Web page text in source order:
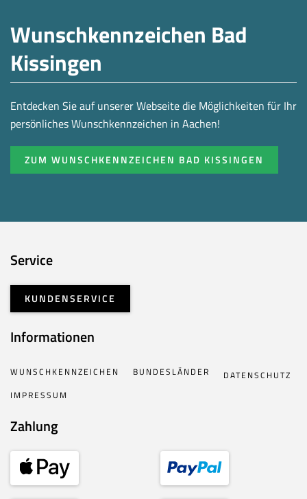
Wunschkennzeichen Bad
Kissingen
Entdecken Sie auf unserer Webseite die Möglichkeiten für Ihr
persönliches Wunschkennzeichen in Aachen!
ZUM WUNSCHKENNZEICHEN BAD KISSINGEN
Service
KUNDENSERVICE
Informationen
WUNSCHKENNZEICHEN BUNDESLÄNDER
DATENSCHUTZ
IMPRESSUM
Zahlung